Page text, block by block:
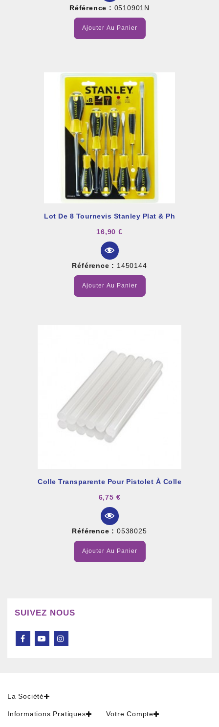
Référence : 0510901N
Ajouter Au Panier
Lot De 8 Tournevis Stanley Plat & Ph
16,90 €
Référence : 1450144
Ajouter Au Panier
Colle Transparente Pour Pistolet À Colle
6,75 €
Référence : 0538025
Ajouter Au Panier
SUIVEZ NOUS
La Société
Informations Pratiques Votre Compte